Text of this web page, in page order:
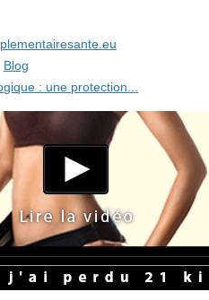
Blog
: une protection...